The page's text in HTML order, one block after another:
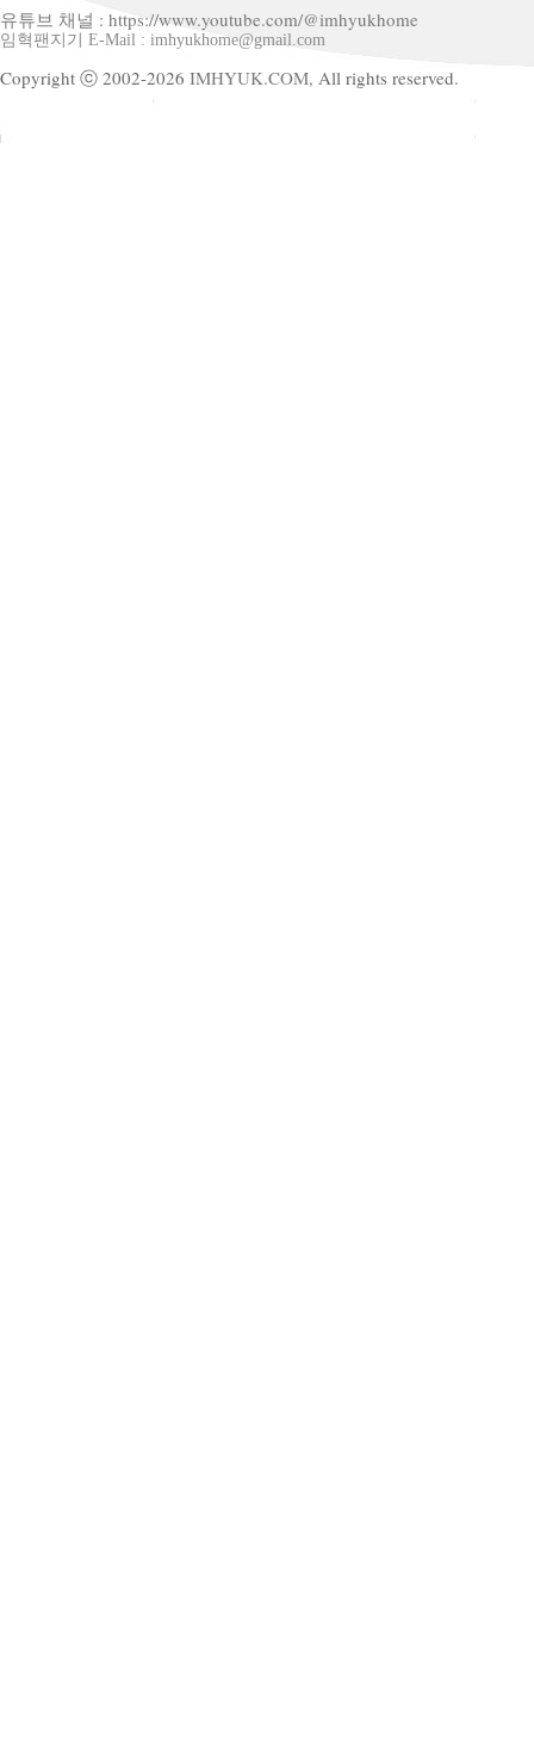
유튜브 채널 : https://www.youtube.com/@imhyukhome
임혁팬지기 E-Mail : imhyukhome@gmail.com
Copyright ⓒ 2002-2026 IMHYUK.COM, All rights reserved.